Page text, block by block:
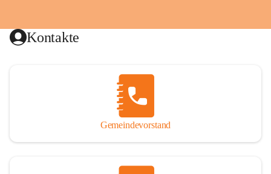
Kontakte
Gemeindevorstand